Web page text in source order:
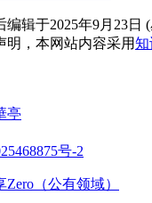
辑于2025年9月23日 (
明，本网站内容采用知
亭
号-2